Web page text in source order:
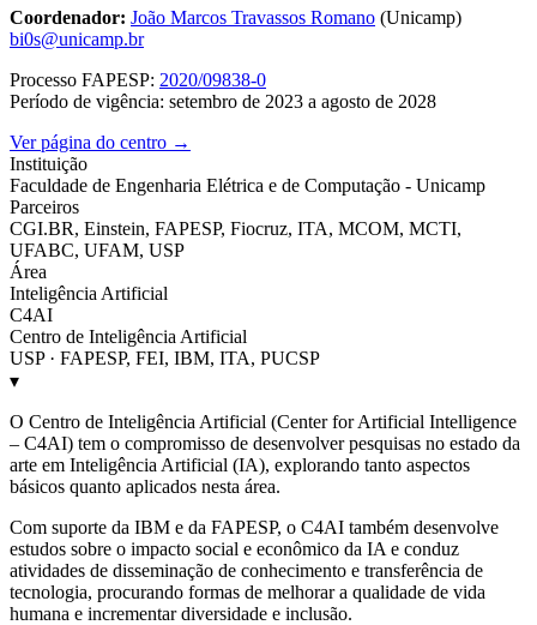
Coordenador: João Marcos Travassos Romano (Unicamp)
bi0s@unicamp.br
Processo FAPESP: 2020/09838-0
Período de vigência: setembro de 2023 a agosto de 2028
Ver página do centro →
Instituição
Faculdade de Engenharia Elétrica e de Computação - Unicamp
Parceiros
CGI.BR, Einstein, FAPESP, Fiocruz, ITA, MCOM, MCTI,
UFABC, UFAM, USP
Área
Inteligência Artificial
C4AI
Centro de Inteligência Artificial
USP · FAPESP, FEI, IBM, ITA, PUCSP
▾
O Centro de Inteligência Artificial (Center for Artificial Intelligence
– C4AI) tem o compromisso de desenvolver pesquisas no estado da
arte em Inteligência Artificial (IA), explorando tanto aspectos
básicos quanto aplicados nesta área.
Com suporte da IBM e da FAPESP, o C4AI também desenvolve
estudos sobre o impacto social e econômico da IA e conduz
atividades de disseminação de conhecimento e transferência de
tecnologia, procurando formas de melhorar a qualidade de vida
humana e incrementar diversidade e inclusão.